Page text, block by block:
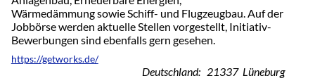
Wärmedämmung sowie Schiff- und Flugzeugbau. Auf der
Jobbörse werden aktuelle Stellen vorgestellt, Initiativ-
Bewerbungen sind ebenfalls gern gesehen.
https://getworks.de/
Deutschland: 21337 Lüneburg